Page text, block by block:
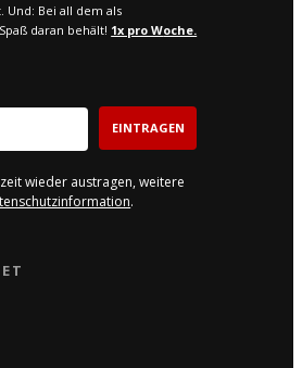
Und: Bei all dem als
daran behält! 1x pro Woche.
EINTRAGEN
wieder austragen, weitere
.